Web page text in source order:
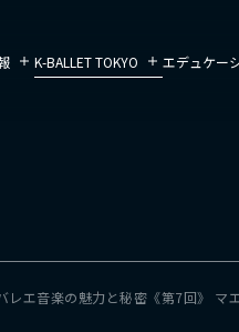
K-BALLET TOKYO エデュケー
レエ音楽の魅力と秘密《第7回》 マ